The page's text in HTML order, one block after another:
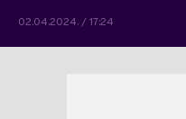
02.04.2024. / 17:24